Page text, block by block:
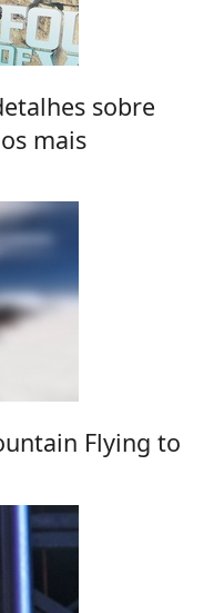
sobre
mais
Flying to